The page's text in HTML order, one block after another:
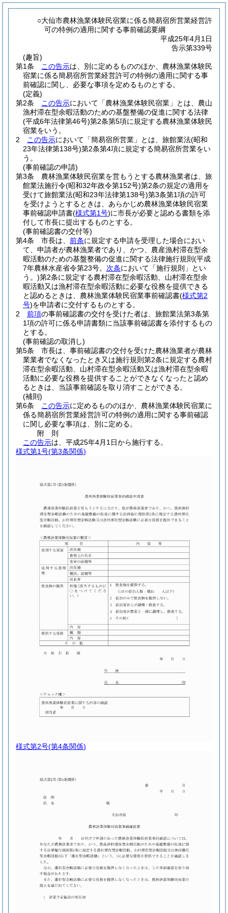
○大仙市農林漁業体験民宿業に係る簡易宿所営業経営許
可の特例の適用に関する事前確認要綱
平成25年4月1日
告示第339号
(趣旨)
第1条
この告示は、別に定めるもののほか、農林漁業体験民
宿業に係る簡易宿所営業経営許可の特例の適用に関する事
前確認に関し、必要な事項を定めるものとする。
(定義)
第2条
この告示において「農林漁業体験民宿業」とは、農山
漁村滞在型余暇活動のための基盤整備の促進に関する法律
(平成6年法律第46号)第2条第5項に規定する農林漁業体験民
宿業をいう。
2
この告示において「簡易宿所営業」とは、旅館業法(昭和
23年法律第138号)第2条第4項に規定する簡易宿所営業をい
う。
(事前確認の申請)
第3条
農林漁業体験民宿業を営もうとする農林漁業者は、旅
館業法施行令(昭和32年政令第152号)第2条の規定の適用を
受けて旅館業法(昭和23年法律第138号)第3条第1項の許可
を受けようとするときは、あらかじめ農林漁業体験民宿業
事前確認申請書(様式第1号)に市長が必要と認める書類を添
付して市長に提出するものとする。
(事前確認書の交付等)
第4条
市長は、 前条に規定する申請を受理した場合におい
て、申請者が農林漁業者であり、かつ、農産漁村滞在型余
暇活動のための基盤整備の促進に関する法律施行規則 (平成
7年農林水産省令第23号。 次条において「施行規則」とい
う。)第2条に規定する農村滞在型余暇活動、山村滞在型余
暇活動又は漁村滞在型余暇活動に必要な役務を提供できる
と認めるときは、農林漁業体験民宿業事前確認書(様式第2
号)を申請者に交付するものとする。
2
前項の事前確認書の交付を受けた者は、旅館業法第3条第
1項の許可に係る申請書類に当該事前確認書を添付するもの
とする。
(事前確認の取消し)
第5条
市長は、事前確認書の交付を受けた農林漁業者が農林
業業者でなくなったとき又は施行規則第2条に規定する農村
滞在型余暇活動、山村滞在型余暇活動又は漁村滞在型余暇
活動に必要な役務を提供することができなくなったと認め
るときは、当該事前確認を取り消すことができる。
(補則)
第6条
この告示に定めるもののほか、農林漁業体験民宿業に
係る簡易宿所営業経営許可の特例の適用に関する事前確認
に関し必要な事項は、別に定める。
附 則
この告示は、平成25年4月1日から施行する。
様式第1号(第3条関係)
様式第2号(第4条関係)